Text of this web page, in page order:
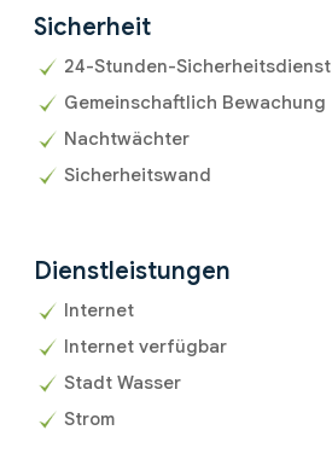
Sicherheit
24-Stunden-Sicherheitsdienst
Gemeinschaftlich Bewachung
Nachtwächter
Sicherheitswand
Dienstleistungen
Internet
Internet verfügbar
Stadt Wasser
Strom